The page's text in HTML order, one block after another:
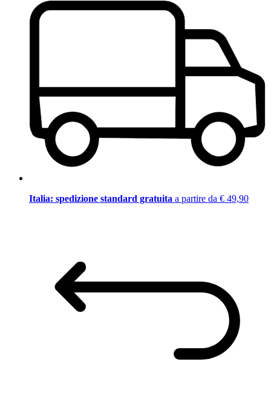
Italia: spedizione standard gratuita a partire da € 49,90